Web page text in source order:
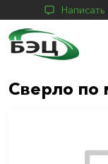
Сверло по